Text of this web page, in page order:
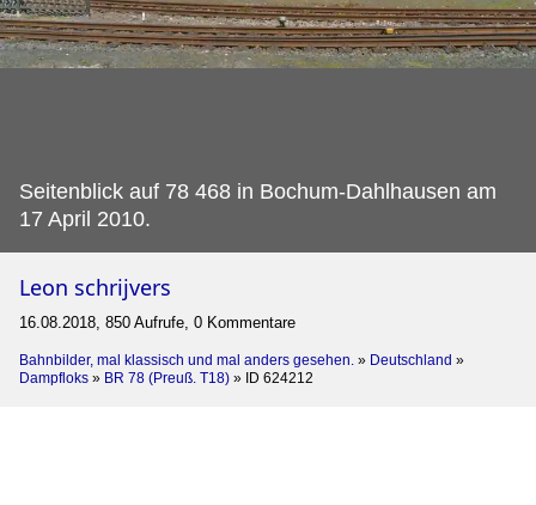
Seitenblick auf 78 468 in Bochum-Dahlhausen am
17 April 2010.
Leon schrijvers
16.08.2018, 850 Aufrufe, 0 Kommentare
Bahnbilder, mal klassisch und mal anders gesehen. » Deutschland »
Dampfloks » BR 78 (Preuß. T18) » ID 624212